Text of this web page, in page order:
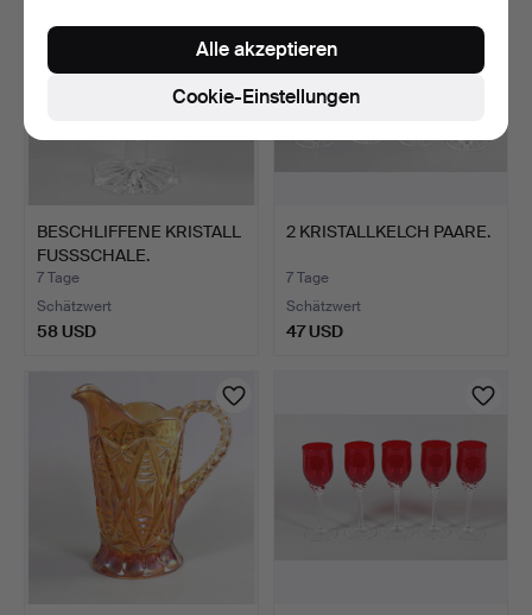
BESCHLIFFENE KRISTALL
FUSSSCHALE.
7 Tage
Schätzwert
58 USD
2 KRISTALLKELCH PAARE.
7 Tage
Schätzwert
47 USD
Cookie-Einstellungen
Alle akzeptieren